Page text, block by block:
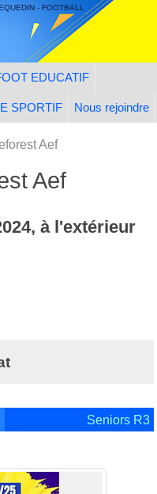
- FOOTBALL
EDUCATIF
SPORTIF Nous rejoindre
Aef
Aef
, à l'extérieur
Seniors R3